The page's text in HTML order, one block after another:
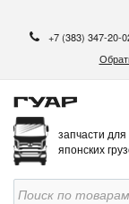
+7 (383) 347-20-
запчасти для
японских